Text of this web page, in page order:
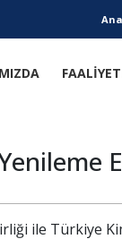
ile Türkiye